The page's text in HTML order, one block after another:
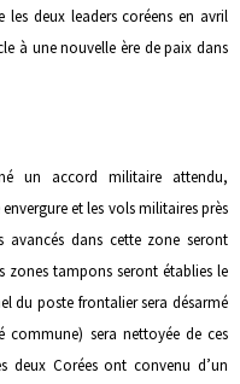
deux leaders coréens en avril
à une nouvelle ère de paix dans
un accord militaire attendu,
et les vols militaires près
avancés dans cette zone seront
zones tampons seront établies le
du poste frontalier sera désarmé
commune) sera nettoyée de ces
deux Corées ont convenu d’un